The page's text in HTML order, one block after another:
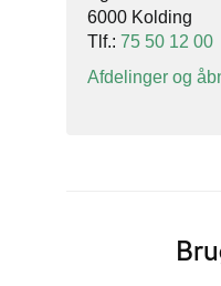
6000 Kolding
Tlf.: 75 50 12 00
Afdelinger og